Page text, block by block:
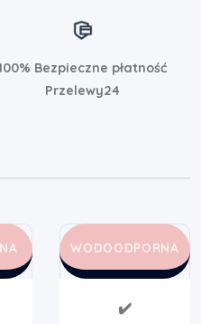
Bezpieczne płatność
Przelewy24
WODOODPORNA
✔️